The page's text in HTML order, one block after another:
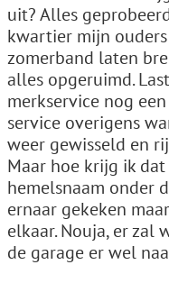
uit? Alles
kwartier mijn
zomerband laten
alles opgeruimd.
merkservice nog
service overigens
weer gewisseld en
Maar hoe krijg ik
hemelsnaam onder
ernaar gekeken
elkaar. Nouja, er zal
de garage er wel